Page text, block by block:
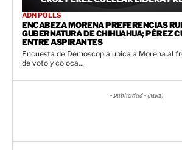
ADN POLLS
ENCABEZA MORENA PREFERENCIAS
GUBERNATURA DE CHIHUAHUA; PÉREZ
ENTRE ASPIRANTES
Encuesta de Demoscopia ubica a Morena al
de voto y coloca...
- Publicidad - (MR1)